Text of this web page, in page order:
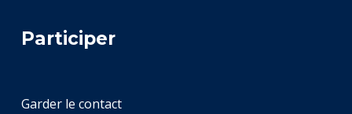
Participer
Garder le contact